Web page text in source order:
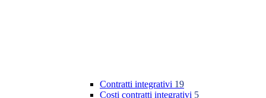
Contratti integrativi 19
Costi contratti integrativi 5